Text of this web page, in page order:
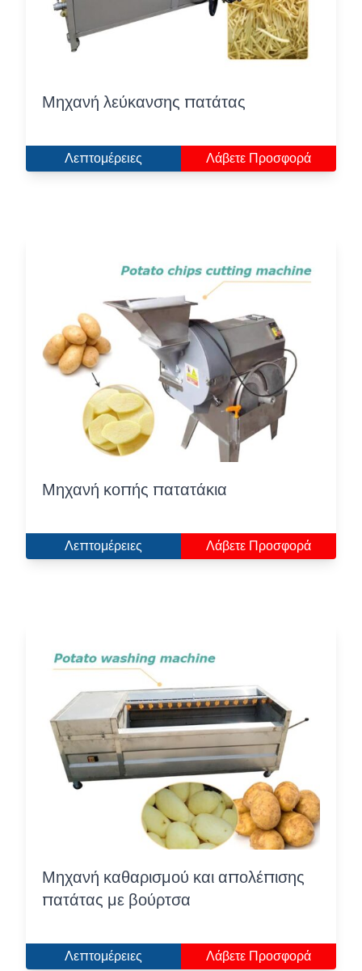
Μηχανή λεύκανσης πατάτας
Λεπτομέρειες Λάβετε Προσφορά
Μηχανή κοπής πατατάκια
Λεπτομέρειες Λάβετε Προσφορά
Μηχανή καθαρισμού και απολέπισης
πατάτας με βούρτσα
Λεπτομέρειες Λάβετε Προσφορά